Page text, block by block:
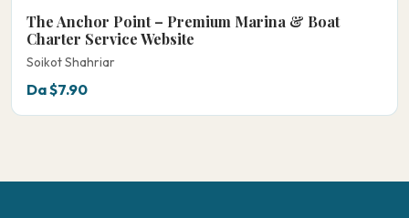
The Anchor Point – Premium Marina & Boat
Charter Service Website
Soikot Shahriar
Da $7.90